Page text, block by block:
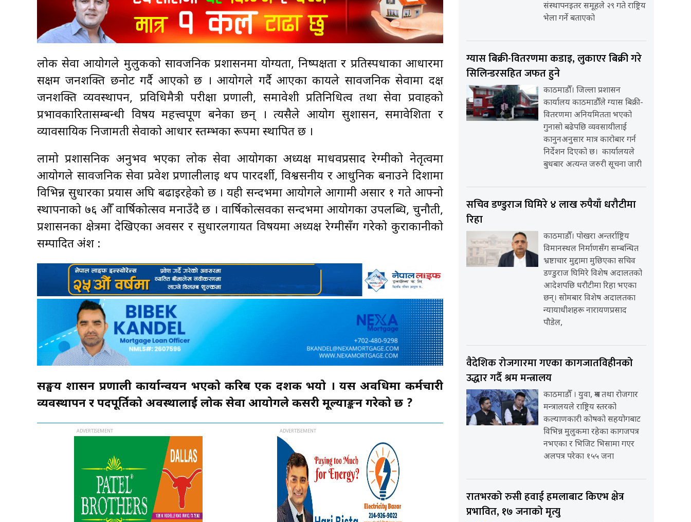
लोक सेवा आयोगले मुलुकको सार्वजनिक प्रशासनमा योग्यता, निष्पक्षता र प्रतिस्पर्धाका आधारमा
सक्षम जनशक्ति छनोट गर्दै आएको छ । आयोगले गर्दै आएका कार्यले सार्वजनिक सेवामा दक्ष
जनशक्ति व्यवस्थापन, प्रविधिमैत्री परीक्षा प्रणाली, समावेशी प्रतिनिधित्व तथा सेवा प्रवाहको
प्रभावकारितासम्बन्धी विषय महत्त्वपूर्ण बनेका छन् । त्यसैले आयोग सुशासन, समावेशिता र
व्यावसायिक निजामती सेवाको आधार स्तम्भका रूपमा स्थापित छ ।
लामो प्रशासनिक अनुभव भएका लोक सेवा आयोगका अध्यक्ष माधवप्रसाद रेग्मीको नेतृत्वमा
आयोगले सार्वजनिक सेवा प्रवेश प्रणालीलाई थप पारदर्शी, विश्वसनीय र आधुनिक बनाउने दिशामा
विभिन्न सुधारका प्रयास अघि बढाइरहेको छ । यही सन्दर्भमा आयोगले आगामी असार १ गते आफ्नो
स्थापनाको ७६ औँ वार्षिकोत्सव मनाउँदै छ । वार्षिकोत्सवका सन्दर्भमा आयोगका उपलब्धि, चुनौती,
प्रशासनका क्षेत्रमा देखिएका अवसर र सुधारलगायत विषयमा अध्यक्ष रेग्मीसँग गरेको कुराकानीको
सम्पादित अंश :
सङ्घीय शासन प्रणाली कार्यान्वयन भएको करिब एक दशक भयो । यस अवधिमा कर्मचारी
व्यवस्थापन र पदपूर्तिको अवस्थालाई लोक सेवा आयोगले कसरी मूल्याङ्कन गरेको छ ?
संस्थापनइतर समूहले २९ गते राष्ट्रिय
भेला गर्ने बताएको
ग्यास बिक्री-वितरणमा कडाइ, लुकाएर बिक्री गरे
सिलिन्डरसहित जफत हुने
काठमाडौँ। जिल्ला प्रशासन
कार्यालय काठमाडौँले ग्यास बिक्री-
वितरणमा अनियमितता भएको
गुनासो बढेपछि व्यवसायीलाई
कानुनअनुसार मात्र कारोबार गर्न
निर्देशन दिएको छ। कार्यालयले
बुधबार अत्यन्त जरुरी सूचना जारी
सचिव डण्डुराज घिमिरे ४ लाख रुपैयाँ धरौटीमा
रिहा
काठमाडौँ। पोखरा अन्तर्राष्ट्रिय
विमानस्थल निर्माणसँग सम्बन्धित
भ्रष्टाचार मुद्दामा मुछिएका सचिव
डण्डुराज घिमिरे विशेष अदालतको
आदेशपछि धरौटीमा रिहा भएका
छन्। सोमबार विशेष अदालतका
न्यायाधीशहरू नारायणप्रसाद
पौडेल,
वैदेशिक रोजगारमा गएका कागजातविहीनको
उद्धार गर्दै श्रम मन्त्रालय
काठमाडौँ । युवा, श्रम तथा रोजगार
मन्त्रालयले राष्ट्रिय स्तरको
कल्याणकारी कोषको सहयोगबाट
विभिन्न मुलुकमा रहेका कागजपत्र
नभएका र भिजिट भिसामा गएर
अलपत्र परेका १५५ जना
रातभरको रुसी हवाई हमलाबाट किएभ क्षेत्र
प्रभावित, १७ जनाको मृत्यु